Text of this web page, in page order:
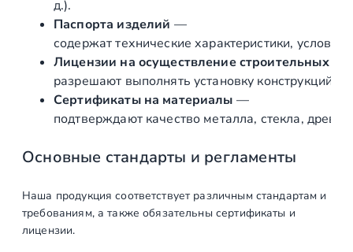
д.).
Паспорта изделий —
содержат технические характеристики,
Лицензии на осуществление строительных и
разрешают выполнять установку конструкций
Сертификаты на материалы —
подтверждают качество металла, стекла,
Основные стандарты и регламенты
Наша продукция соответствует различным стандартам и
требованиям, а также обязательны сертификаты и
лицензии.